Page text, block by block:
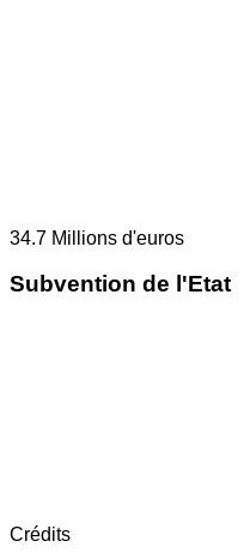
34.7 Millions d'euros
Subvention de l'Etat
Crédits